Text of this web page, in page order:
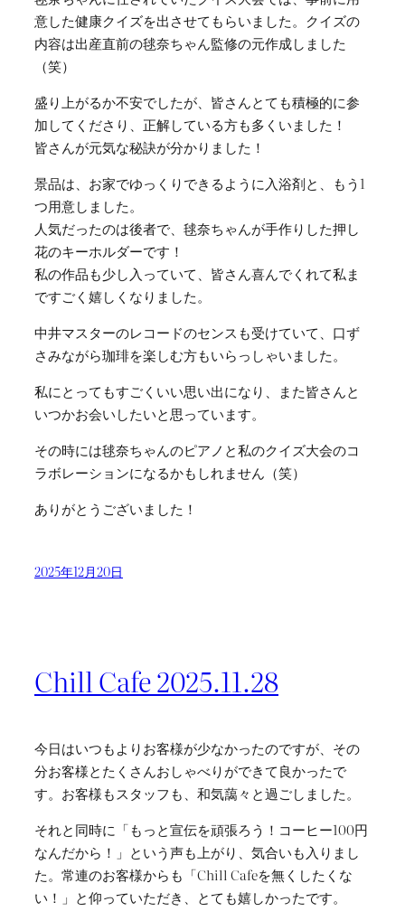
意した健康クイズを出させてもらいました。クイズの
内容は出産直前の毬奈ちゃん監修の元作成しました
（笑）
盛り上がるか不安でしたが、皆さんとても積極的に参
加してくださり、正解している方も多くいました！
皆さんが元気な秘訣が分かりました！
景品は、お家でゆっくりできるように入浴剤と、もう1
つ用意しました。
人気だったのは後者で、毬奈ちゃんが手作りした押し
花のキーホルダーです！
私の作品も少し入っていて、皆さん喜んでくれて私ま
ですごく嬉しくなりました。
中井マスターのレコードのセンスも受けていて、口ず
さみながら珈琲を楽しむ方もいらっしゃいました。
私にとってもすごくいい思い出になり、また皆さんと
いつかお会いしたいと思っています。
その時には毬奈ちゃんのピアノと私のクイズ大会のコ
ラボレーションになるかもしれません（笑）
ありがとうございました！
2025年12月20日
Chill Cafe 2025.11.28
今日はいつもよりお客様が少なかったのですが、その
分お客様とたくさんおしゃべりができて良かったで
す。お客様もスタッフも、和気藹々と過ごしました。
それと同時に「もっと宣伝を頑張ろう！コーヒー100円
なんだから！」という声も上がり、気合いも入りまし
た。常連のお客様からも「Chill Cafeを無くしたくな
い！」と仰っていただき、とても嬉しかったです。